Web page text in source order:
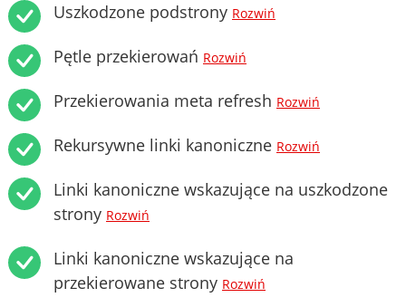
Uszkodzone podstrony Rozwiń
Pętle przekierowań Rozwiń
Przekierowania meta refresh Rozwiń
Rekursywne linki kanoniczne Rozwiń
Linki kanoniczne wskazujące na uszkodzone
strony Rozwiń
Linki kanoniczne wskazujące na
przekierowane strony Rozwiń